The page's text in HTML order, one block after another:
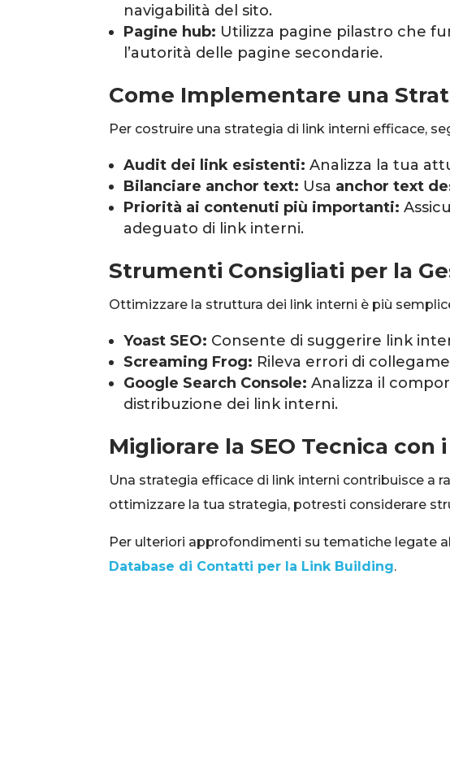
navigabilità del sito.
Pagine hub: Utilizza pagine pilastro che
l’autorità delle pagine secondarie.
Come Implementare una
Per costruire una strategia di link interni efficace,
Audit dei link esistenti: Analizza la tua
Bilanciare anchor text: Usa anchor text
Priorità ai contenuti più importanti:
adeguato di link interni.
Strumenti Consigliati per la
Ottimizzare la struttura dei link interni è più
Yoast SEO: Consente di suggerire link
Screaming Frog: Rileva errori di
Google Search Console: Analizza il
distribuzione dei link interni.
Migliorare la SEO Tecnica con
Una strategia efficace di link interni contribuisce a
ottimizzare la tua strategia, potresti considerare
Per ulteriori approfondimenti su tematiche legate
Database di Contatti per la Link Building.